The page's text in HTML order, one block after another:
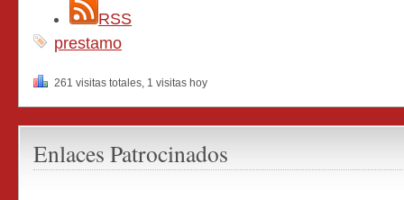
RSS
prestamo
261 visitas totales, 1 visitas hoy
Enlaces Patrocinados